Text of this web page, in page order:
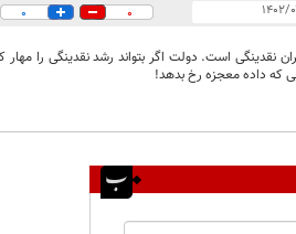
0
0
است. دولت اگر بتواند رشد نقدینگی را مهار
که داده معجزه رخ بدهد!